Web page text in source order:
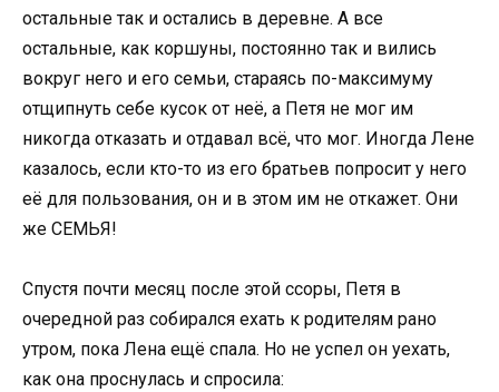
остальные так и остались в деревне. А все
остальные, как коршуны, постоянно так и вились
вокруг него и его семьи, стараясь по-максимуму
отщипнуть себе кусок от неё, а Петя не мог им
никогда отказать и отдавал всё, что мог. Иногда Лене
казалось, если кто-то из его братьев попросит у него
её для пользования, он и в этом им не откажет. Они
же СЕМЬЯ!
Спустя почти месяц после этой ссоры, Петя в
очередной раз собирался ехать к родителям рано
утром, пока Лена ещё спала. Но не успел он уехать,
как она проснулась и спросила: